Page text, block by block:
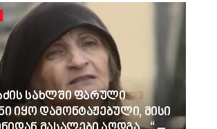
სახლში ფარული
იყო დამონტაჟებული, მისი